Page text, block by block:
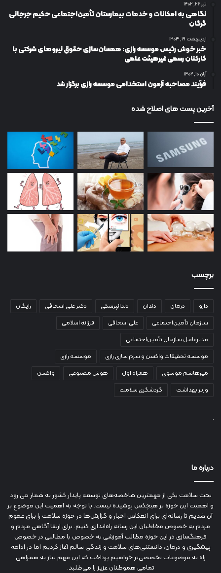
تیر ۲۶, ۱۴۰۲
نگاهی به امکانات و خدمات بیمارستان تأمین‌اجتماعی حکیم جرجانی
گرگان
اردیبهشت ۱۹, ۱۴۰۳
خبر خوش رئیس موسسه رازی: همسان‌سازی حقوق نیروهای شرکتی با
کارکنان رسمی غیرهیئت علمی
آبان ۱۰, ۱۴۰۲
فرآیند مصاحبه آزمون استخدامی موسسه رازی برگزار شد
آخرین پست های اصلاح شده
برچسب
دارو درمان دندان دندانپزشکی دکتر علی اسحاقی
رایگان
سازمان تأمین‌اجتماعی
علی اسحاقی
فرزانه اسلامی
مدیرعامل سازمان تأمین‌اجتماعی
موسسه تحقیقات واکسن و سرم سازی رازی
موسسه رازی
میرهاشم موسوی
همراه اول هوش مصنوعی
واکسن
وزیر بهداشت
گردشگری سلامت
درباره ما
بحث سلامت یکی از مهمترین شاخصه‌های توسعه پایدار کشور به شمار می رود
و اهمیت این حوزه بر هیچکس پوشیده نیست. با توجه به اهمیت این موضوع بر
آن شدیم تا رسانه‌ای برای انعکاس اخبار و گزارش‌ها در حوزه سلامت را برای عموم
مردم به خصوص مخاطبان این رسانه راه‌اندازی کنیم. برای ارتقا آگاهی مردم و
فرهنگسازی در این حوزه مطالب آموزشی به خصوص با مطالبی در خصوص
پیشگیری و درمان، دانستنی‌های سلامت و زندگی سالم آغاز کردیم اما در ادامه
راه به موضوعات تخصصی‌تر خواهیم پرداخت که این مهم نیاز به همراهی
تمامی هموطنان عزیز را می‌طلبد.